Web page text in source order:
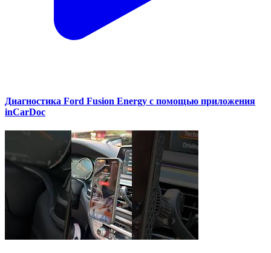
Диагностика Ford Fusion Energy с помощью приложения
inCarDoc